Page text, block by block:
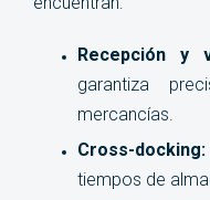
Recepción y
garantiza
mercancías.
Cross-docking:
tiempos de